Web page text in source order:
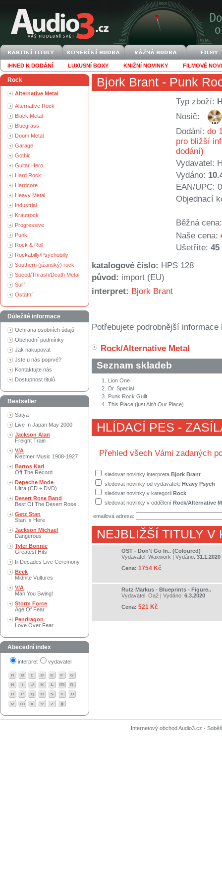
IHNED K DODÁNÍ LUXUSNÍ BOXY KNIŽNÍ NOVINKY FILMOVÉ
Rock
Alternative Metal
Alternative Rock
Black Metal
Bluegrass
Doom Metal
Garage
Gothic
Guitar Hero
Hard Rock
Hardcore
Heavy Metal
Industrial
Krautrock
Progressive
Punk
Rock & Roll
Rockabilly/Psychobilly
Southern (jižanský) rock
Speed/Thrash/Death Metal
Surf
Ostatní
Důležité informace
Ochrana osobních údajů
Obchodní podmínky
Jak nakupovat
Jste u nás poprvé?
Kontaktujte nás
Dostupnost titulů
Bestseller
Satya
Live In Japan May 2000
Jackson Alan
Freight Train
V/A
Klezmer Music 1908-1927
Bartos Karl
Off The Record
Depeche Mode
Ultra (CD + DVD)
Desert Rose Band
Best Of The Desert Rose..
Getz Stan
Stan Is Here
Jackson Michael
Dangerous
Tyler Bonnie
Greatest Hits
Iii Decades Live Ceremony
Beck
Midnite Vultures
V/A
Man You Swing!
Storm Force
Age Of Fear
Pendragon
Love Over Fear
Abecední index
interpret vydavatel
Bjork Brant - Punk
Typ zboží:
Nosič:
Dodání: do
pro bližší
dodání)
Vydavatel:
Vydáno:
EAN/UPC:
Objednací
Běžná cena:
Naše cena:
Ušetříte: 45
katalogové číslo: HPS 128
původ: import (EU)
interpret: Bjork Brant
Potřebujete podrobnější
Rock/Alternative Metal
Seznam skladeb
1.
Lion One
2.
Dr. Special
3.
Punk Rock Guilt
4. This Place (just Ain't Our Place)
HLÍDACÍ PES -
Přehled všech Vámi zadaných
sledovat novinky interpreta Bjork Brant
sledovat novinky od vydavatele Heavy Psych
sledovat novinky v kategorii Rock
sledovat novinky v oddělení Rock/Alternative
emailová adresa:
NEJBLIŽŠÍ TITULY V
OST - Don't Go In.. (Coloured)
Vydavatel: Waxwork | Vydáno: 31.1.2020
Cena: 1754 Kč
Rutz Markus - Blueprints - Figure..
Vydavatel: Oa2 | Vydáno: 6.3.2020
Cena: 521 Kč
Internetový obchod Audio3.cz -